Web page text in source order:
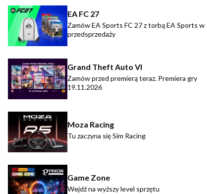
EA FC 27
Zamów EA Sports FC 27 z torbą EA Sports w
przedsprzedaży
Grand Theft Auto VI
Zamów przed premierą teraz. Premiera gry
19.11.2026
Moza Racing
Tu zaczyna się Sim Racing
Game Zone
Wejdź na wyższy level sprzętu